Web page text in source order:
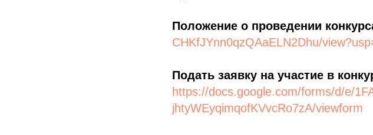
Положение о проведении
CHKfJYnn0qzQAaELN2Dhu/
Подать заявку на участие в
https://docs.google.com/forms/d/e/
jhtyWEyqimqofKVvcRo7zA/viewform